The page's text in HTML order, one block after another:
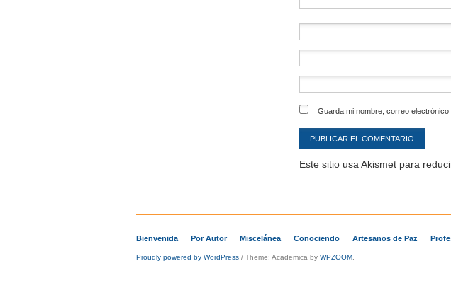
Guarda mi nombre, correo
Este sitio usa Akismet para
Bienvenida Por Autor Miscelánea Conociendo Artesanos de Paz
Proudly powered by WordPress / Theme: Academica by WPZOOM